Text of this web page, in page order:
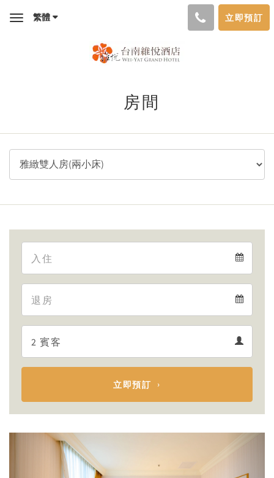
Toggle繁體 立即預訂
房間
立即預訂
Previous